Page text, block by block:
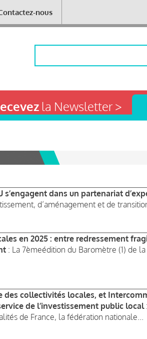
nous
la Newsletter >
s’engagent dans un partenariat
d’aménagement et de
en 2025 : entre redressement
: La 7èmeédition du Baromètre (1) de
des collectivités locales, et
de l’investissement public local
de France, la fédération nationale...